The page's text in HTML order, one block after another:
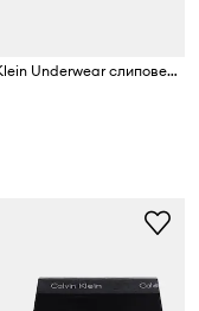
Calvin Klein Underwear слипове мъжки от памук с еластан 3 броя